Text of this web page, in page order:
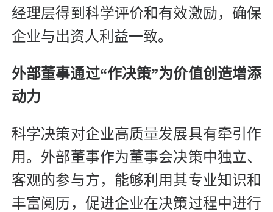
经理层得到科学评价和有效激励，确保
企业与出资人利益一致。
外部董事通过“作决策”为价值创造增添
动力
科学决策对企业高质量发展具有牵引作
用。外部董事作为董事会决策中独立、
客观的参与方，能够利用其专业知识和
丰富阅历，促进企业在决策过程中进行